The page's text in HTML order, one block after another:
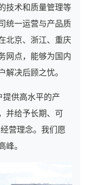
技术和质量管理等
统一运营与产品质
北京、浙江、重庆
网点，能够为国内
决后顾之忧。
供高水平的产
并给予长期、可
营理念。我们愿
。